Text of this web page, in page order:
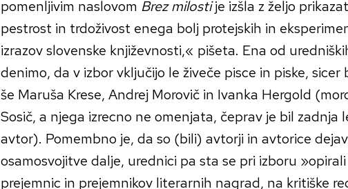
pomenljivim naslovom Brez milostije izšla z željo
pestrost in trdoživost enega bolj protejskih in
izrazov slovenske književnosti,« pišeta. Ena od
denimo, da v izbor vključijo le živeče pisce in piske, sicer
še Maruša Krese, Andrej Morovič in Ivanka Hergold
Sosič, a njega izrecno ne omenjata, čeprav je bil zadnja
avtor). Pomembno je, da so (bili) avtorji in avtorice
osamosvojitve dalje, urednici pa sta se pri izboru
prejemnic in prejemnikov literarnih nagrad, na kritiške